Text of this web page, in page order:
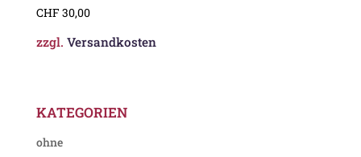
CHF 30,00
zzgl. Versandkosten
KATEGORIEN
ohne